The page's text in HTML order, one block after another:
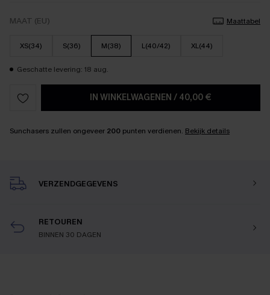
MAAT (EU) Maattabel
XS(34) S(36) M(38) L(40/42) XL(44)
Geschatte levering: 18 aug.
IN WINKELWAGENEN / 40,00 €
Sunchasers zullen ongeveer 200 punten verdienen. Bekijk details
VERZENDGEGEVENS
RETOUREN
BINNEN 30 DAGEN